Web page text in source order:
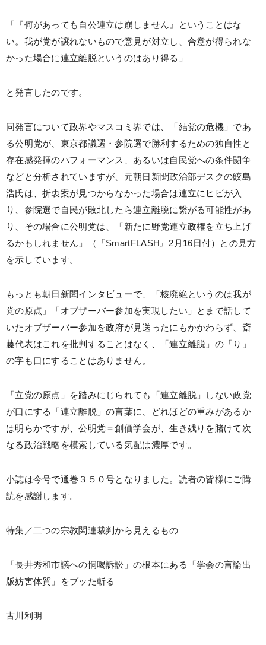
「『何があっても自公連立は崩しません』ということはな
い。我が党が譲れないもので意見が対立し、合意が得られな
かった場合に連立離脱というのはあり得る」
と発言したのです。
同発言について政界やマスコミ界では、「結党の危機」であ
る公明党が、東京都議選・参院選で勝利するための独自性と
存在感発揮のパフォーマンス、あるいは自民党への条件闘争
などと分析されていますが、元朝日新聞政治部デスクの鮫島
浩氏は、折衷案が見つからなかった場合は連立にヒビが入
り、参院選で自民が敗北したら連立離脱に繋がる可能性があ
り、その場合に公明党は、「新たに野党連立政権を立ち上げ
るかもしれません」（『SmartFLASH』2月16日付）との見方
を示しています。
もっとも朝日新聞インタビューで、「核廃絶というのは我が
党の原点」「オブザーバー参加を実現したい」とまで話して
いたオブザーバー参加を政府が見送ったにもかかわらず、斎
藤代表はこれを批判することはなく、「連立離脱」の「り」
の字も口にすることはありません。
「立党の原点」を踏みにじられても「連立離脱」しない政党
が口にする「連立離脱」の言葉に、どれほどの重みがあるか
は明らかですが、公明党＝創価学会が、生き残りを賭けて次
なる政治戦略を模索している気配は濃厚です。
小誌は今号で通巻３５０号となりました。読者の皆様にご購
読を感謝します。
特集／二つの宗教関連裁判から見えるもの
「長井秀和市議への恫喝訴訟」の根本にある「学会の言論出
版妨害体質」をブッた斬る
古川利明